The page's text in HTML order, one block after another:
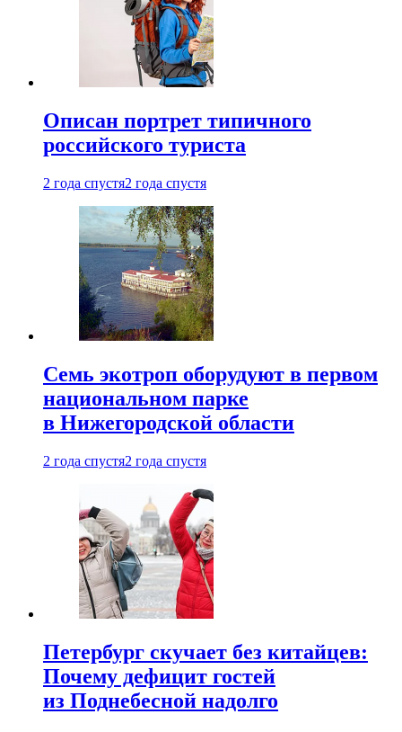
Описан портрет типичного
российского туриста
2 года спустя2 года спустя
Семь экотроп оборудуют в первом
национальном парке
в Нижегородской области
2 года спустя2 года спустя
Петербург скучает без китайцев:
Почему дефицит гостей
из Поднебесной надолго